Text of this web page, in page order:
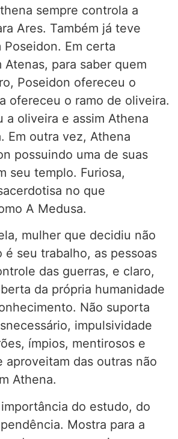
sempre controla a
Ares. Também já teve
Poseidon. Em certa
para saber quem
Poseidon ofereceu o
ofereceu o ramo de oliveira.
a oliveira e assim Athena
Em outra vez, Athena
possuindo uma de suas
seu templo. Furiosa,
no que
A Medusa.
mulher que decidiu não
é seu trabalho, as pessoas
das guerras, e claro,
da própria humanidade
Não suporta
impulsividade
ímpios, mentirosos e
aproveitam das outras não
Athena.
do estudo, do
Mostra para a